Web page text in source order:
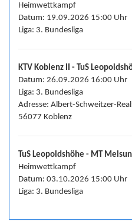
Heimwettkampf
Datum: 19.09.2026 15:00 Uhr
Liga: 3. Bundesliga
KTV Koblenz II - TuS
Datum: 26.09.2026 16:00 Uhr
Liga: 3. Bundesliga
Adresse: Albert-Schweitzer-
56077 Koblenz
TuS Leopoldshöhe - MT
Heimwettkampf
Datum: 03.10.2026 15:00 Uhr
Liga: 3. Bundesliga